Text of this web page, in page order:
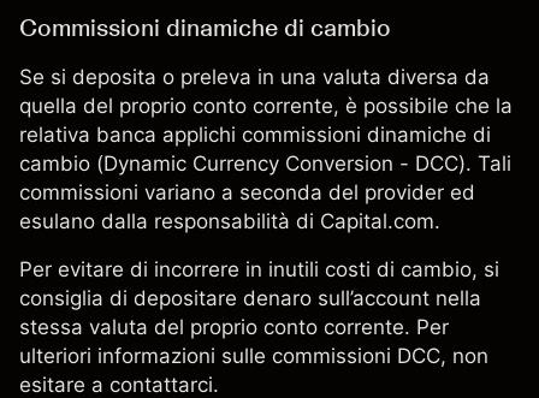
Commissioni dinamiche di cambio
Se si deposita o preleva in una valuta diversa da
quella del proprio conto corrente, è possibile che la
relativa banca applichi commissioni dinamiche di
cambio (Dynamic Currency Conversion - DCC). Tali
commissioni variano a seconda del provider ed
esulano dalla responsabilità di Capital.com.
Per evitare di incorrere in inutili costi di cambio, si
consiglia di depositare denaro sull’account nella
stessa valuta del proprio conto corrente. Per
ulteriori informazioni sulle commissioni DCC, non
esitare a contattarci.